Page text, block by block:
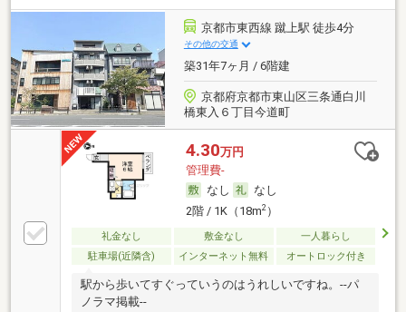
京都市東西線 蹴上駅 徒歩4分
その他の交通
築31年7ヶ月 / 6階建
京都府京都市東山区三条通白川
橋東入６丁目今道町
4.30万円
管理費-
なし
なし
2階 / 1K（18m2）
礼金なし 敷金なし
一人暮らし
駐車場(近隣含)
インターネット無料 オートロック付き
駅から歩いてすぐっていうのはうれしいですね。--パ
ノラマ掲載--